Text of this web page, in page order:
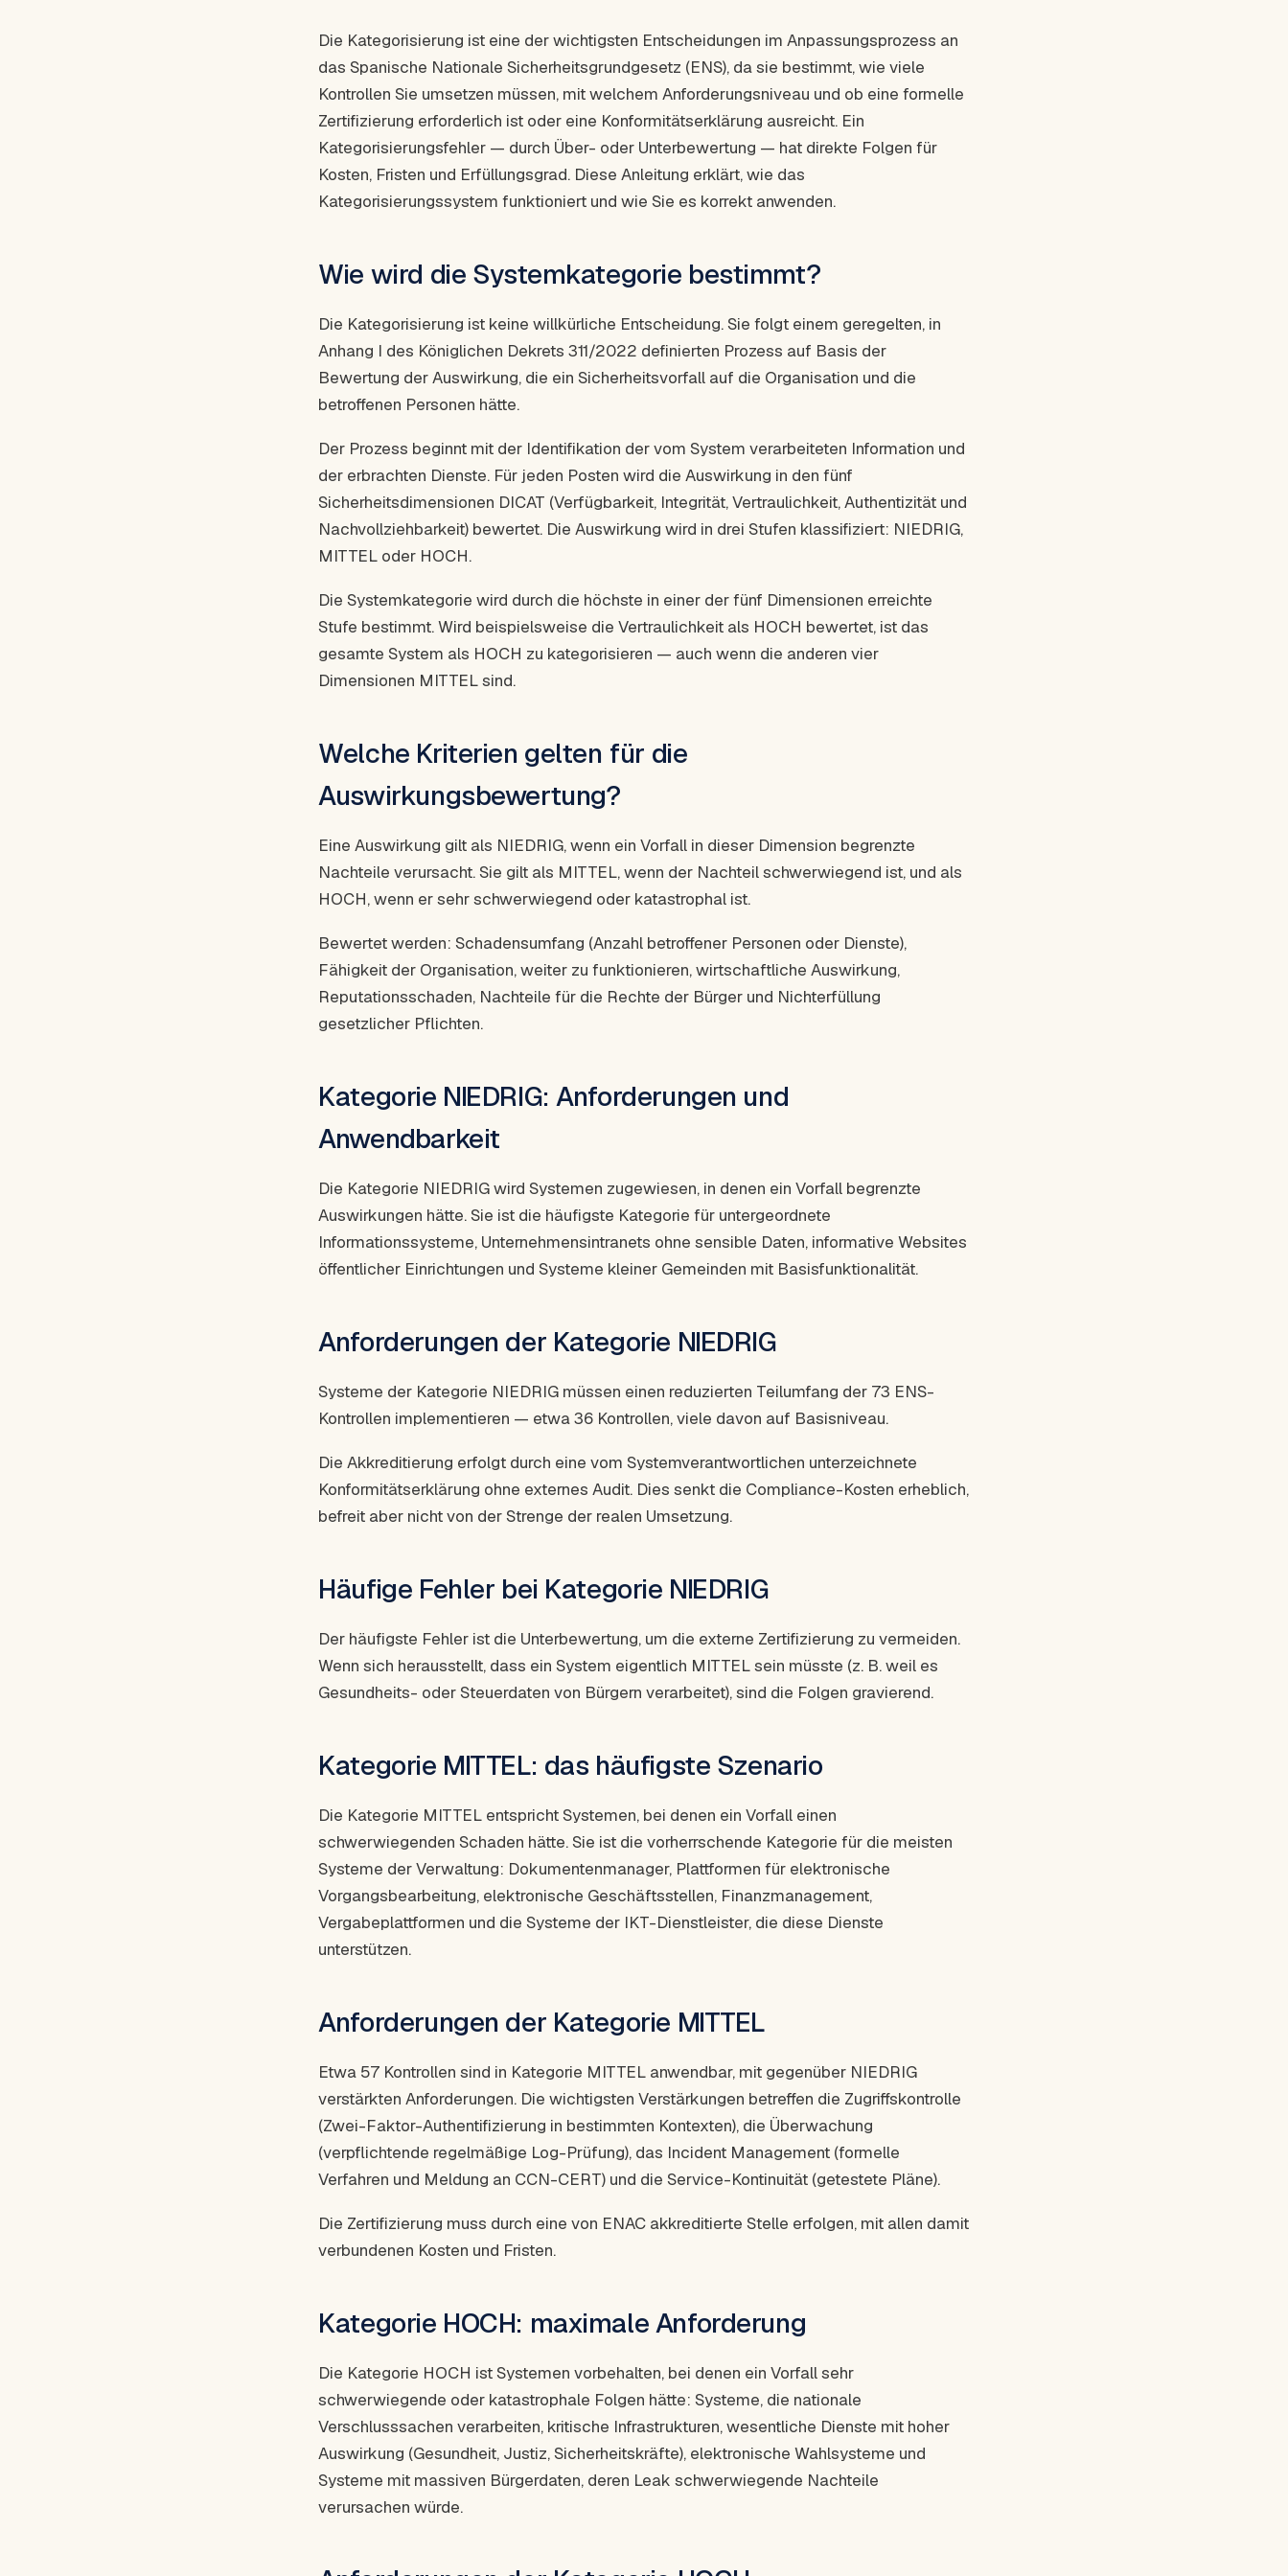
Die Kategorisierung ist eine der wichtigsten Entscheidungen im Anpassungsprozess an
das Spanische Nationale Sicherheitsgrundgesetz (ENS), da sie bestimmt, wie viele
Kontrollen Sie umsetzen müssen, mit welchem Anforderungsniveau und ob eine formelle
Zertifizierung erforderlich ist oder eine Konformitätserklärung ausreicht. Ein
Kategorisierungsfehler — durch Über- oder Unterbewertung — hat direkte Folgen für
Kosten, Fristen und Erfüllungsgrad. Diese Anleitung erklärt, wie das
Kategorisierungssystem funktioniert und wie Sie es korrekt anwenden.
Wie wird die Systemkategorie bestimmt?
Die Kategorisierung ist keine willkürliche Entscheidung. Sie folgt einem geregelten, in
Anhang I des Königlichen Dekrets 311/2022 definierten Prozess auf Basis der
Bewertung der Auswirkung, die ein Sicherheitsvorfall auf die Organisation und die
betroffenen Personen hätte.
Der Prozess beginnt mit der Identifikation der vom System verarbeiteten Information und
der erbrachten Dienste. Für jeden Posten wird die Auswirkung in den fünf
Sicherheitsdimensionen DICAT (Verfügbarkeit, Integrität, Vertraulichkeit, Authentizität und
Nachvollziehbarkeit) bewertet. Die Auswirkung wird in drei Stufen klassifiziert: NIEDRIG,
MITTEL oder HOCH.
Die Systemkategorie wird durch die höchste in einer der fünf Dimensionen erreichte
Stufe bestimmt. Wird beispielsweise die Vertraulichkeit als HOCH bewertet, ist das
gesamte System als HOCH zu kategorisieren — auch wenn die anderen vier
Dimensionen MITTEL sind.
Welche Kriterien gelten für die
Auswirkungsbewertung?
Eine Auswirkung gilt als NIEDRIG, wenn ein Vorfall in dieser Dimension begrenzte
Nachteile verursacht. Sie gilt als MITTEL, wenn der Nachteil schwerwiegend ist, und als
HOCH, wenn er sehr schwerwiegend oder katastrophal ist.
Bewertet werden: Schadensumfang (Anzahl betroffener Personen oder Dienste),
Fähigkeit der Organisation, weiter zu funktionieren, wirtschaftliche Auswirkung,
Reputationsschaden, Nachteile für die Rechte der Bürger und Nichterfüllung
gesetzlicher Pflichten.
Kategorie NIEDRIG: Anforderungen und
Anwendbarkeit
Die Kategorie NIEDRIG wird Systemen zugewiesen, in denen ein Vorfall begrenzte
Auswirkungen hätte. Sie ist die häufigste Kategorie für untergeordnete
Informationssysteme, Unternehmensintranets ohne sensible Daten, informative Websites
öffentlicher Einrichtungen und Systeme kleiner Gemeinden mit Basisfunktionalität.
Anforderungen der Kategorie NIEDRIG
Systeme der Kategorie NIEDRIG müssen einen reduzierten Teilumfang der 73 ENS-
Kontrollen implementieren — etwa 36 Kontrollen, viele davon auf Basisniveau.
Die Akkreditierung erfolgt durch eine vom Systemverantwortlichen unterzeichnete
Konformitätserklärung ohne externes Audit. Dies senkt die Compliance-Kosten erheblich,
befreit aber nicht von der Strenge der realen Umsetzung.
Häufige Fehler bei Kategorie NIEDRIG
Der häufigste Fehler ist die Unterbewertung, um die externe Zertifizierung zu vermeiden.
Wenn sich herausstellt, dass ein System eigentlich MITTEL sein müsste (z. B. weil es
Gesundheits- oder Steuerdaten von Bürgern verarbeitet), sind die Folgen gravierend.
Kategorie MITTEL: das häufigste Szenario
Die Kategorie MITTEL entspricht Systemen, bei denen ein Vorfall einen
schwerwiegenden Schaden hätte. Sie ist die vorherrschende Kategorie für die meisten
Systeme der Verwaltung: Dokumentenmanager, Plattformen für elektronische
Vorgangsbearbeitung, elektronische Geschäftsstellen, Finanzmanagement,
Vergabeplattformen und die Systeme der IKT-Dienstleister, die diese Dienste
unterstützen.
Anforderungen der Kategorie MITTEL
Etwa 57 Kontrollen sind in Kategorie MITTEL anwendbar, mit gegenüber NIEDRIG
verstärkten Anforderungen. Die wichtigsten Verstärkungen betreffen die Zugriffskontrolle
(Zwei-Faktor-Authentifizierung in bestimmten Kontexten), die Überwachung
(verpflichtende regelmäßige Log-Prüfung), das Incident Management (formelle
Verfahren und Meldung an CCN-CERT) und die Service-Kontinuität (getestete Pläne).
Die Zertifizierung muss durch eine von ENAC akkreditierte Stelle erfolgen, mit allen damit
verbundenen Kosten und Fristen.
Kategorie HOCH: maximale Anforderung
Die Kategorie HOCH ist Systemen vorbehalten, bei denen ein Vorfall sehr
schwerwiegende oder katastrophale Folgen hätte: Systeme, die nationale
Verschlusssachen verarbeiten, kritische Infrastrukturen, wesentliche Dienste mit hoher
Auswirkung (Gesundheit, Justiz, Sicherheitskräfte), elektronische Wahlsysteme und
Systeme mit massiven Bürgerdaten, deren Leak schwerwiegende Nachteile
verursachen würde.